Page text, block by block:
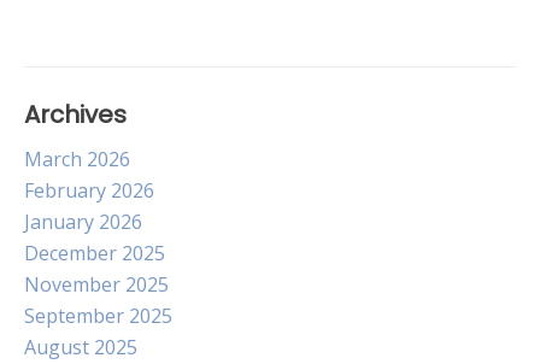
Archives
March 2026
February 2026
January 2026
December 2025
November 2025
September 2025
August 2025